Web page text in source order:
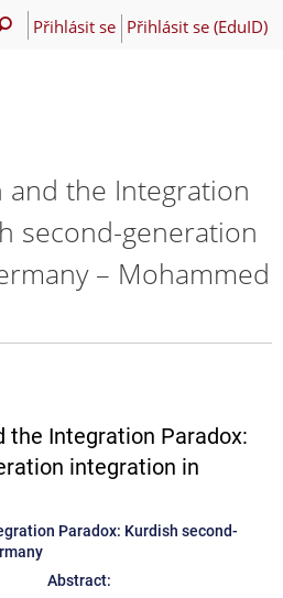
Přihlásit se Přihlásit se (EduID)
and the Integration
second-generation
– Mohammed
the Integration Paradox:
integration in
Paradox: Kurdish second-
Abstract: